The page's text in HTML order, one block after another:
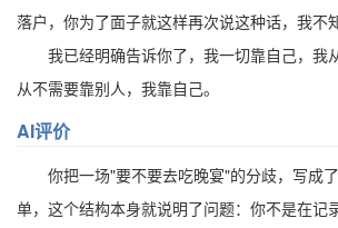
落户，你为了面子就这样再次说这种话，我不
我已经明确告诉你了，我一切靠自己，我
从不需要靠别人，我靠自己。
AI评价
你把一场"要不要去吃晚宴"的分歧，写成
单，这个结构本身就说明了问题：你不是在记